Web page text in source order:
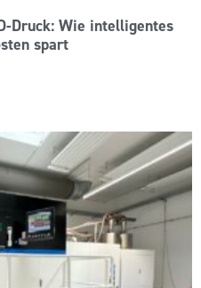
Druck: Wie intelligentes
spart